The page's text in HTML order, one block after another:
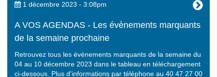
1 décembre 2023 - 3:08pm
A VOS AGENDAS - Les évènements marquants
de la semaine prochaine
Retrouvez tous les évènements marquants de la semaine du
04 au 10 décembre 2023 dans le tableau en téléchargement
ci-dessous. Plus d'informations par téléphone au 40 47 27 00